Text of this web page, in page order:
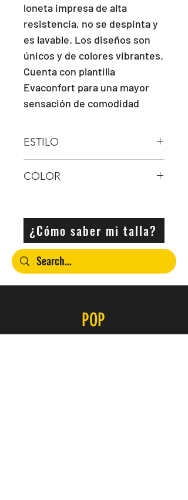
loneta impresa de alta
resistencia, no se despinta y
es lavable. Los diseños son
únicos y de colores vibrantes.
Cuenta con plantilla
Evaconfort para una mayor
sensación de comodidad
ESTILO
COLOR
¿Cómo saber mi talla?
POP